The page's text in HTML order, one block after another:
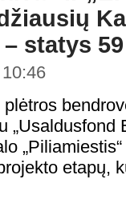
statys
etapų,